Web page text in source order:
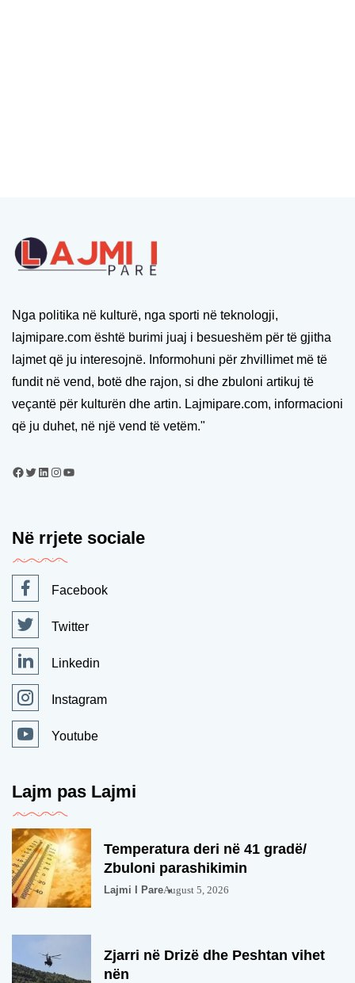
Nga politika në kulturë, nga sporti në teknologji,
lajmipare.com është burimi juaj i besueshëm për të gjitha
lajmet që ju interesojnë. Informohuni për zhvillimet më të
fundit në vend, botë dhe rajon, si dhe zbuloni artikuj të
veçantë për kulturën dhe artin. Lajmipare.com, informacioni
që ju duhet, në një vend të vetëm."
Në rrjete sociale
Facebook
Twitter
Linkedin
Instagram
Youtube
Lajm pas Lajmi
Temperatura deri në 41 gradë/
Zbuloni parashikimin
Lajmi I PareAugust 5, 2026
Zjarri në Drizë dhe Peshtan vihet
nën